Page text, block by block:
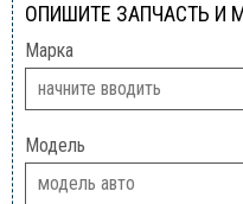
ОПИШИТЕ ЗАПЧАСТЬ И
Марка
Модель